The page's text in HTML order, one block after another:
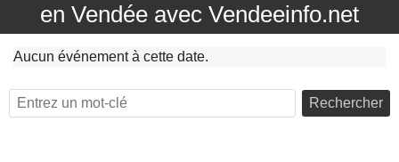
en Vendée avec Vendeeinfo.net
Aucun événement à cette date.
Rechercher